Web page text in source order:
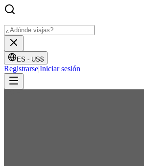
ES - US$
Registrarse|Iniciar sesión